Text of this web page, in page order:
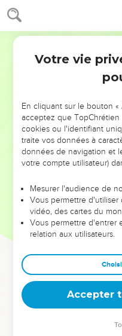
Osée 14
Dites-lui : « Pardonne
accueil ! Nous t'offrirons,
nos lèvres.
L'Assyrien ne nous
des chevaux et nous ne
‘Notre Dieu !’car c'est
Je réparerai leur
sincère, car ma colère
Je serai comme la rosée
et il poussera des racines
les parfums du Liban.
Ils reviendront s'asseoir
vie au blé et ils fleuriront
réputation du vin du Liban.
Ephraïm, qu'ai-je encore
répondrai, je veillerai sur
cyprès verdoyant. C'est de
Qui est sage ? Qu’il
est intelligent les
Votre vie
En cliquant sur le bouton
acceptez que TopChrétien
cookies ou l'identifiant
traite vos données à
données de navigation et
votre compte utilisateur)
Mesurer l'audience de
Vous permettre d'utiliser
vidéo, des cartes du
Vous permettre d'entrer
relation aux utilisateurs.
Accepter